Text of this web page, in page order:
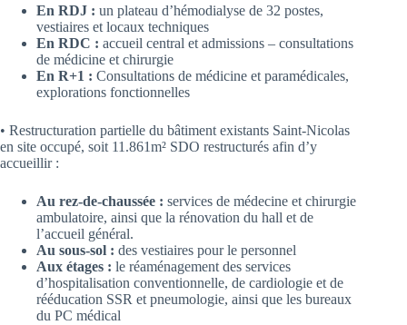
En RDJ : un plateau d’hémodialyse de 32 postes,
vestiaires et locaux techniques
En RDC : accueil central et admissions – consultations
de médicine et chirurgie
En R+1 : Consultations de médicine et paramédicales,
explorations fonctionnelles
• Restructuration partielle du bâtiment existants Saint-Nicolas
en site occupé, soit 11.861m² SDO restructurés afin d’y
accueillir :
Au rez-de-chaussée : services de médecine et chirurgie
ambulatoire, ainsi que la rénovation du hall et de
l’accueil général.
Au sous-sol : des vestiaires pour le personnel
Aux étages : le réaménagement des services
d’hospitalisation conventionnelle, de cardiologie et de
rééducation SSR et pneumologie, ainsi que les bureaux
du PC médical